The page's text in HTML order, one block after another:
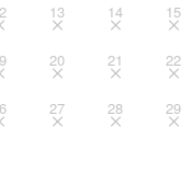
13 14 15
20 21 22
27 28 29